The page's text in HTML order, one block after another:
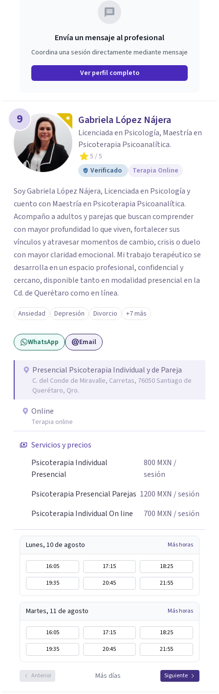
Envía un mensaje al profesional
Coordina una sesión directamente mediante mensaje
Ver perfil completo
9 Gabriela López Nájera
Licenciada en Psicología, Maestría en
Psicoterapia Psicoanalítica.
5 / 5
Verificado
Terapia Online
Soy Gabriela López Nájera, Licenciada en Psicología y
cuento con Maestría en Psicoterapia Psicoanalítica.
Acompaño a adultos y parejas que buscan comprender
con mayor profundidad lo que viven, fortalecer sus
vínculos y atravesar momentos de cambio, crisis o duelo
con mayor claridad emocional. Mi trabajo terapéutico se
desarrolla en un espacio profesional, confidencial y
cercano, disponible tanto en modalidad presencial en la
Cd. de Querétaro como en línea.
Ansiedad Depresión Divorcio +7 más
WhatsApp Email
Presencial Psicoterapia Individual y de Pareja
C. del Conde de Miravalle, Carretas, 76050 Santiago de
Querétaro, Qro.
Online
Terapia online
Servicios y precios
Psicoterapia Individual
Presencial
800 MXN /
sesión
Psicoterapia Presencial Parejas 1200 MXN / sesión
Psicoterapia Individual On line
700 MXN / sesión
Lunes, 10 de agosto Más horas
16:05 17:15
18:25
19:35
20:45 21:55
Martes, 11 de agosto Más horas
16:05 17:15
18:25
19:35
20:45 21:55
Anterior Más días Siguiente